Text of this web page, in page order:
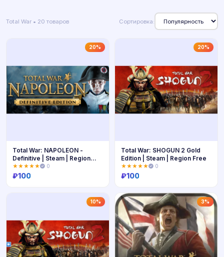
Total War • 20 товаров Сортировка:
20%
Total War: NAPOLEON -
Definitive | Steam | Region
Free
★★★★★ 0
₽100
20%
Купить
Total War: SHOGUN 2 Gold
Edition | Steam | Region Free
★★★★★ 0
₽100
10% 3%